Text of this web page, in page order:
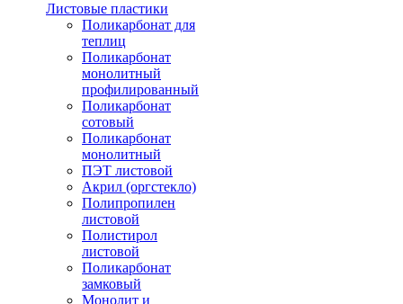
Листовые пластики
Поликарбонат для
теплиц
Поликарбонат
монолитный
профилированный
Поликарбонат
сотовый
Поликарбонат
монолитный
ПЭТ листовой
Акрил (оргстекло)
Полипропилен
листовой
Полистирол
листовой
Поликарбонат
замковый
Монолит и